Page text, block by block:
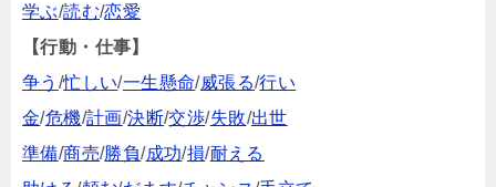
学ぶ/読む/恋愛
【行動・仕事】
争う /忙しい/一生懸命/威張る/行い
金/危機/計画/決断/交渉/失敗/出世
準備/商売/勝負/成功/損/耐える